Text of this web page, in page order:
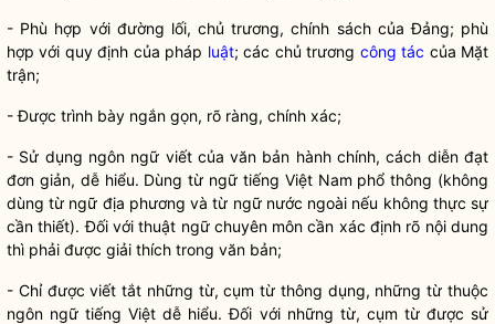
- Phù hợp với đường lối, chủ trương, chính sách của Đảng; phù
hợp với quy định của pháp luật; các chủ trương công tác của Mặt
trận;
- Được trình bày ngắn gọn, rõ ràng, chính xác;
- Sử dụng ngôn ngữ viết của văn bản hành chính, cách diễn đạt
đơn giản, dễ hiểu. Dùng từ ngữ tiếng Việt Nam phổ thông (không
dùng từ ngữ địa phương và từ ngữ nước ngoài nếu không thực sự
cần thiết). Đối với thuật ngữ chuyên môn cần xác định rõ nội dung
thì phải được giải thích trong văn bản;
- Chỉ được viết tắt những từ, cụm từ thông dụng, những từ thuộc
ngôn ngữ tiếng Việt dễ hiểu. Đối với những từ, cụm từ được sử